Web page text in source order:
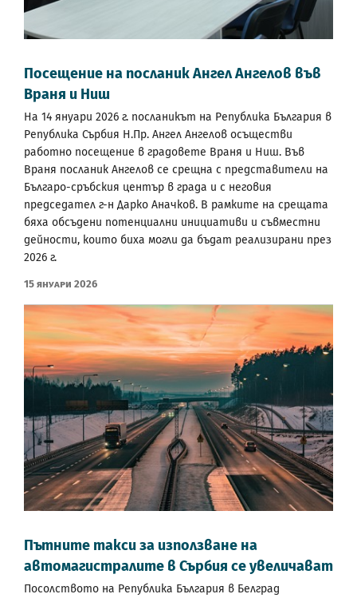
Посещение на посланик Ангел Ангелов във
Враня и Ниш
На 14 януари 2026 г. посланикът на Република България в
Република Сърбия Н.Пр. Ангел Ангелов осъществи
работно посещение в градовете Враня и Ниш. Във
Враня посланик Ангелов се срещна с представители на
Българо-сръбския център в града и с неговия
председател г-н Дарко Аначков. В рамките на срещата
бяха обсъдени потенциални инициативи и съвместни
дейности, които биха могли да бъдат реализирани през
2026 г.
15 Януари 2026
Пътните такси за използване на
автомагистралите в Сърбия се увеличават
Посолството на Република България в Белград